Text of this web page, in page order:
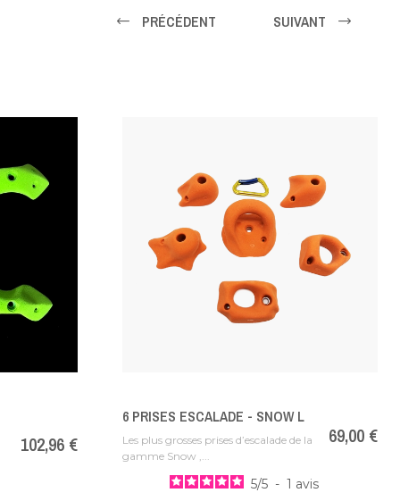
PRÉCÉDENT SUIVANT
Prix
102,96 €
6 PRISES ESCALADE - SNOW L
Les plus grosses prises d’escalade de la
gamme Snow ,...
Prix
69,00 €
5/5 - 1 avis